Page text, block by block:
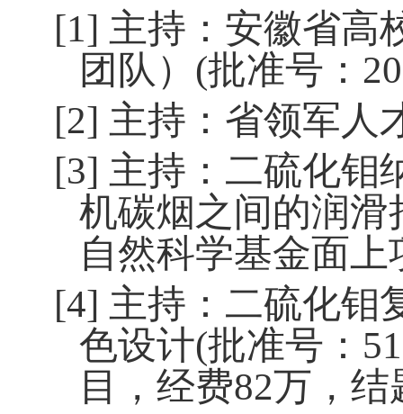
[1] 主持：安徽省高
团队） (批准号：
[2] 主持：省领军人
[3] 主持：二硫化钼
机碳烟之间的润滑
自然科学基金面
[4] 主持：二硫化钼
色设计(批准号：
目，经费82万，结